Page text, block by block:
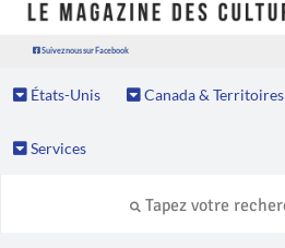
Suivez nous sur Facebook
États-Unis Canada & Territoires
Services